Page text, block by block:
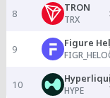
8 TRON
TRX
9 Figure
10 HYPE